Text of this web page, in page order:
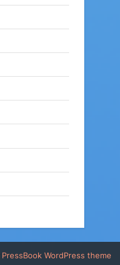
PressBook WordPress theme